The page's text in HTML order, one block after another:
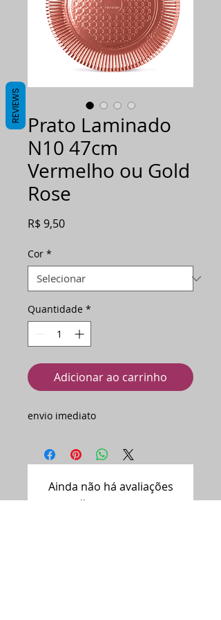
Prato Laminado
N10 47cm
Vermelho ou Gold
Rose
R$ 9,50Preço
Cor *
Quantidade *
Adicionar ao carrinho
envio imediato
Ainda não há avaliações
Compartilhe sua opinião. Seja o
REVIEWS